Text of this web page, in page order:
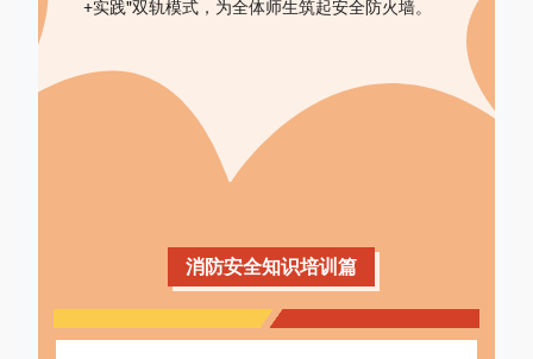
+实践"双轨模式，为全体师生筑起安全防火墙。
消防安全知识培训篇